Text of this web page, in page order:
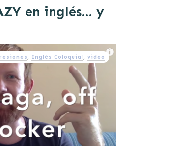
en inglés… y
, Inglés Coloquial , video